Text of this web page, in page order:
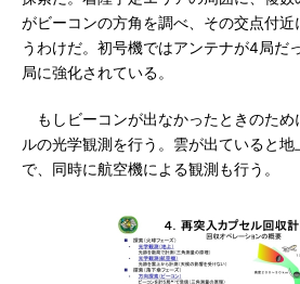
がビーコンの方角を調べ、その交点付
うわけだ。初号機ではアンテナが4局だ
局に強化されている。
もしビーコンが出なかったときのため
ルの光学観測を行う。雲が出ていると
で、同時に航空機による観測も行う。